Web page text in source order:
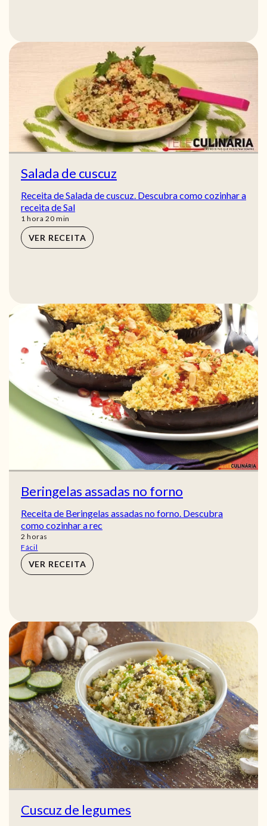
Salada de cuscuz
Receita de Salada de cuscuz. Descubra como cozinhar a
receita de Sal
1 hora
hora 20min
min
VER RECEITA
Beringelas assadas no forno
Receita de Beringelas assadas no forno. Descubra
como cozinhar a rec
2 horas
horas
Fácil
VER RECEITA
Cuscuz de legumes